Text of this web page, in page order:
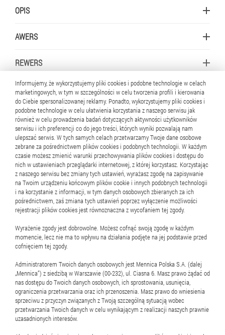
Informujemy, że wykorzystujemy pliki cookies i podobne technologie w celach
marketingowych, w tym w szczególności w celu tworzenia profili i kierowania
do Ciebie spersonalizowanej reklamy. Ponadto, wykorzystujemy pliki cookies i
podobne technologie w celu ułatwienia korzystania z naszego serwisu jak
również w celu prowadzenia badań dotyczących aktywności użytkowników
serwisu i ich preferencji co do jego treści, których wyniki pozwalają nam
ulepszać serwis. W tych samych celach przetwarzamy Twoje dane osobowe
zebrane za pośrednictwem plików cookies i podobnych technologii. W każdym
czasie możesz zmienić warunki przechowywania plików cookies i dostępu do
nich w ustawieniach przeglądarki internetowej, z której korzystasz. Korzystając
z naszego serwisu bez zmiany tych ustawień, wyrażasz zgodę na zapisywanie
na Twoim urządzeniu końcowym plików cookie i innych podobnych technologii
i na korzystanie z informacji, w tym danych osobowych zbieranych za ich
pośrednictwem, zaś zmiana tych ustawień poprzez wyłączenie możliwości
rejestracji plików cookies jest równoznaczna z wycofaniem tej zgody.
Wyrażenie zgody jest dobrowolne. Możesz cofnąć swoją zgodę w każdym
momencie, lecz nie ma to wpływu na działania podjęte na jej podstawie przed
cofnięciem tej zgody.
Administratorem Twoich danych osobowych jest Mennica Polska S.A. (dalej
„Mennica”) z siedzibą w Warszawie (00-232), ul. Ciasna 6. Masz prawo żądać od
nas dostępu do Twoich danych osobowych, ich sprostowania, usunięcia,
ograniczenia przetwarzania oraz ich przenoszenia. Masz prawo do wniesienia
sprzeciwu z przyczyn związanych z Twoją szczególną sytuacją wobec
przetwarzania Twoich danych w celu wynikającym z realizacji naszych prawnie
uzasadnionych interesów.
OPIS
AWERS
REWERS
Powiązane
Zapraszamy do zakupu najciekawszych monet i numizmatów
wybranych emitentów.
Mefistofeles, 2000 franków CFA, Seria: Diabły i
Demony